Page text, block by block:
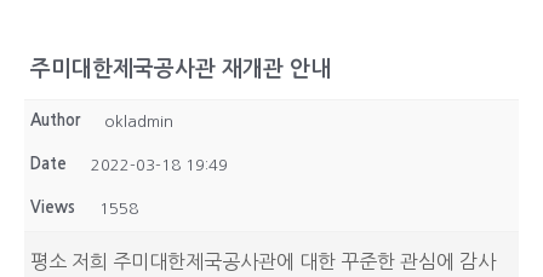
주미대한제국공사관 재개관 안내
Author okladmin
Date 2022-03-18 19:49
Views 1558
평소 저희 주미대한제국공사관에 대한 꾸준한 관심에 감사